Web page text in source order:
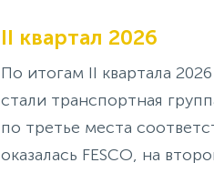
II квартал 2026
По итогам II квартала
стали транспортная
по третье места
оказалась FESCO, на